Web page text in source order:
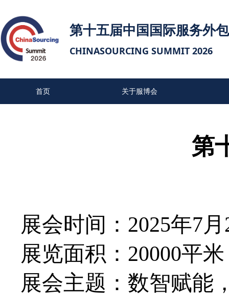
第十五届中国国际服务外
CHINASOURCING SUMMIT 2026
首页 关于服博会
第
展会时间： 2025年7
展览面积： 20000平米
展会主题：数智赋能